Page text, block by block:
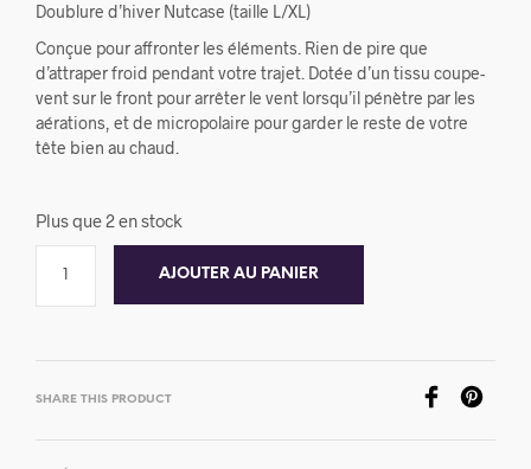
Doublure d’hiver Nutcase (taille L/XL)
Conçue pour affronter les éléments. Rien de pire que
d’attraper froid pendant votre trajet. Dotée d’un tissu coupe-
vent sur le front pour arrêter le vent lorsqu’il pénètre par les
aérations, et de micropolaire pour garder le reste de votre
tête bien au chaud.
Plus que 2 en stock
AJOUTER AU PANIER
SHARE THIS PRODUCT